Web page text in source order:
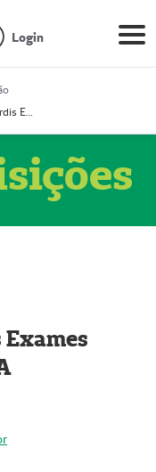
Login
Prestador Decordis Exames Cardiológicos LTDA (51004346-0)